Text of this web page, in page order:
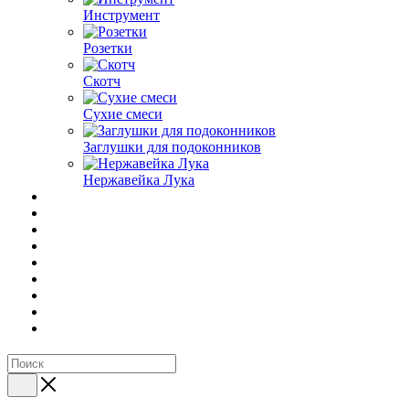
Инструмент
Розетки
Скотч
Сухие смеси
Заглушки для подоконников
Нержавейка Лука